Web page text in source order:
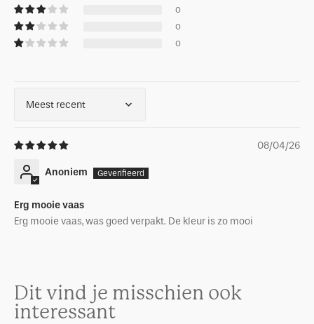
0
0
0
Sort by
08/04/26
Anoniem
Erg mooie vaas
Erg mooie vaas, was goed verpakt. De kleur is zo mooi
Dit vind je misschien ook
interessant